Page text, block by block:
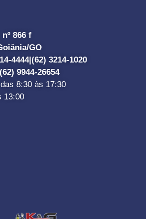
866 f
GO
4444|(62) 3214-1020
9944-26654
8:30 às 17:30
13:00